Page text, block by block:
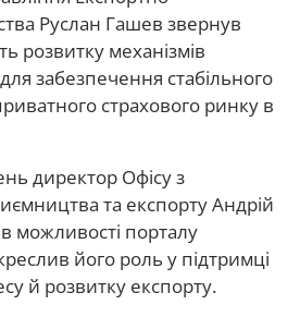
Руслан Гашев звернув
розвитку механізмів
забезпечення стабільного
страхового ринку в
директор Офісу з
та експорту Андрій
можливості порталу
його роль у підтримці
й розвитку експорту.